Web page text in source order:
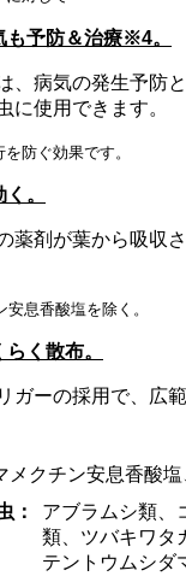
も予防＆治療※4。
、病気の発生予防
に使用できます。
防ぐ効果です。
。
薬剤が葉から吸収
息香酸塩を除く。
く散布。
ガーの採用で、広
メクチン安息香酸
：
アブラムシ類、
類、ツバキワタ
テントウムシダ